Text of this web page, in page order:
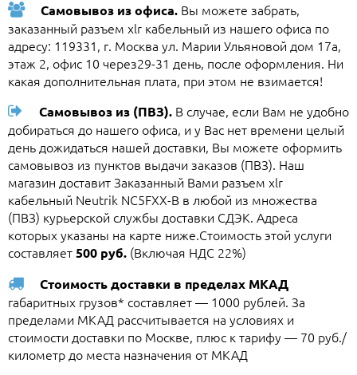
Самовывоз из офиса. Вы можете забрать,
заказанный разъем xlr кабельный из нашего офиса по
адресу: 119331, г. Москва ул. Марии Ульяновой дом 17а,
этаж 2, офис 10 через29-31 день, после оформления. Ни
какая дополнительная плата, при этом не взимается!
Самовывоз из (ПВЗ). В случае, если Вам не удобно
добираться до нашего офиса, и у Вас нет времени целый
день дожидаться нашей доставки, Вы можете оформить
самовывоз из пунктов выдачи заказов (ПВЗ). Наш
магазин доставит Заказанный Вами разъем xlr
кабельный Neutrik NC5FXX-B в любой из множества
(ПВЗ) курьерской службы доставки СДЭК. Адреса
которых указаны на карте ниже.Стоимость этой услуги
составляет500 руб. (Включая НДС 22%)
Стоимость доставки в пределах МКАД
габаритных грузов* составляет — 1000 рублей. За
пределами МКАД рассчитывается на условиях и
стоимости доставки по Москве, плюс к тарифу — 70 руб./
километр до места назначения от МКАД